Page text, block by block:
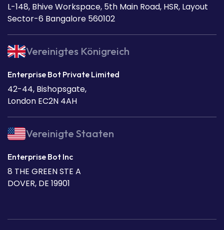
L-148, Bhive Workspace, 5th Main Road, HSR, Layout
Sector-6 Bangalore 560102
Vereinigtes Königreich
Enterprise Bot Private Limited
42-44, Bishopsgate,
London EC2N 4AH
Vereinigte Staaten
Enterprise Bot Inc
8 THE GREEN STE A
DOVER, DE 19901